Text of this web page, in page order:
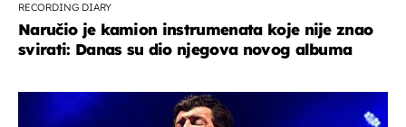
RECORDING DIARY
Naručio je kamion instrumenata koje nije znao
svirati: Danas su dio njegova novog albuma